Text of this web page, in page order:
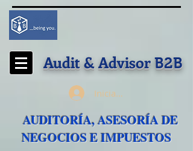
Audit & AdvisorB2B
Iniciar sesión
AUDITORÍA, ASESORÍA DE
NEGOCIOS E IMPUESTOS